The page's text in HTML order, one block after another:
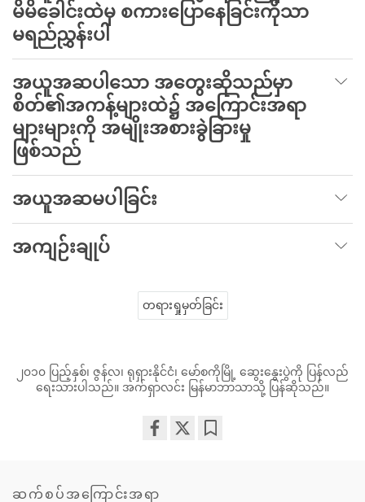
မိမိခေါင်းထဲမှ စကားပြောနေခြင်းကိုသာ
မရည်ညွှန်းပါ
အယူအဆပါသော အတွေးဆိုသည်မှာ
စိတ်၏အကန့်များထဲ၌ အကြောင်းအရာ
များများကို အမျိုးအစားခွဲခြားမှု
ဖြစ်သည်
အယူအဆမပါခြင်း
အကျဉ်းချုပ်
တရားရှုမှတ်ခြင်း
၂၀၁၀ ပြည့်နှစ်၊ ဇွန်လ၊ ရုရှားနိုင်ငံ၊ မော်စကိုမြို့ ဆွေးနွေးပွဲကို ပြန်လည်
ရေးသားပါသည်။ အက်ရှာလင်း မြန်မာဘာသာသို့ ပြန်ဆိုသည်။
ဆက်စပ်အကြောင်းအရာ